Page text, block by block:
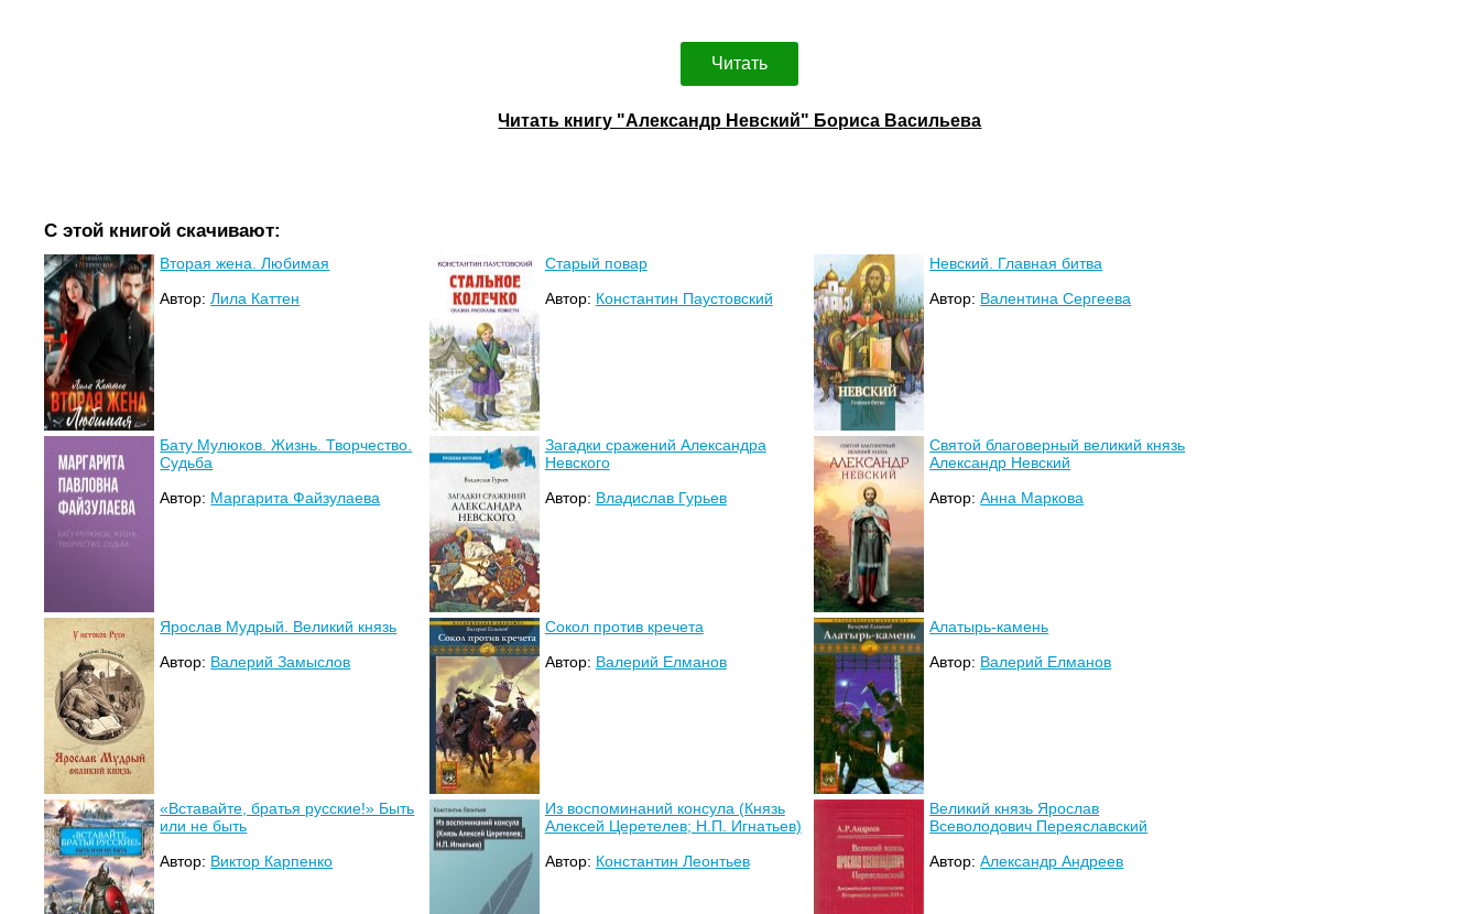
Читать
Читать книгу "Александр Невский" Бориса Васильева
С этой книгой скачивают:
Вторая жена. Любимая
Автор:Лила Каттен
Старый повар
Автор: Константин Паустовский
Невский. Главная битва
Автор: Валентина Сергеева
Бату Мулюков. Жизнь. Творчество.
Судьба
Автор: Маргарита Файзулаева
Загадки сражений Александра
Невского
Автор: Владислав Гурьев
Святой благоверный великий князь
Александр Невский
Автор:Анна Маркова
Ярослав Мудрый. Великий князь
Автор: Валерий Замыслов
Сокол против кречета
Автор: Валерий Елманов
Алатырь-камень
Автор: Валерий Елманов
«Вставайте, братья русские!» Быть
или не быть
Автор: Виктор Карпенко
Из воспоминаний консула (Князь
Алексей Церетелев; Н.П. Игнатьев)
Автор: Константин Леонтьев
Великий князь Ярослав
Всеволодович Переяславский
Автор:Александр Андреев